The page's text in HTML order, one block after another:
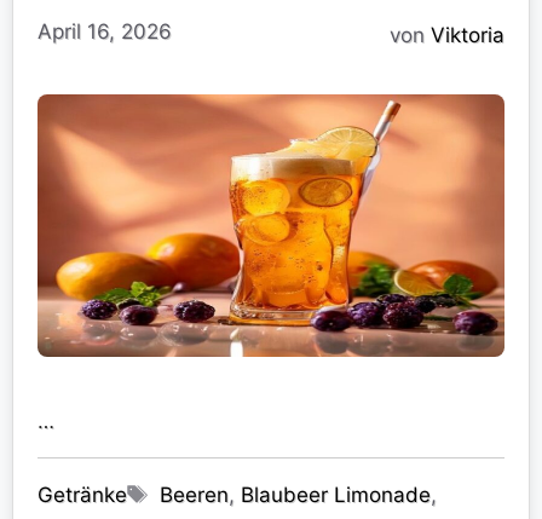
April 16, 2026 von Viktoria
…
Kategorien
Getränke Schlagwörter
Beeren, Blaubeer Limonade,